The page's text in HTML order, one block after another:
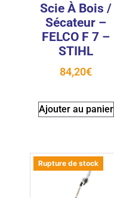
Scie À Bois /
Sécateur –
FELCO F 7 –
STIHL
84,20€
Ajouter au panier
Rupture de stock